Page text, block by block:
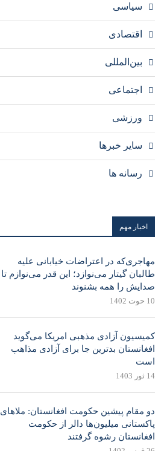
سیاسی
اقتصادی
بین‌المللی
اجتماعی
ورزشی
سایر خبرها
رسانه ها
اخبار مهم
مهاجری‌که در اعتراضات خیابانی علیه
طالبان گیتار می‌نوازد؛ این قدر می‌نوازم تا
صدایش را همه بشنوند
10 حوت 1402
کمیسیون آزادی مذهبی امریکا می‌گوید
افغانستان بدترین جا برای آزادی مذاهب
است
14 ثور 1403
دو مقام پیشین حکومت افغانستان: ملاهای
پاکستانی میلیون‌ها دالر از حکومت
افغانستان رشوه گرفتند